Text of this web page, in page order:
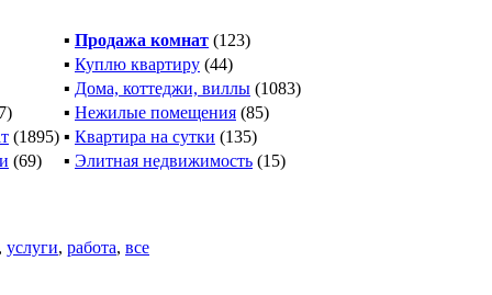
▪ Продажа комнат (123)
▪ Куплю квартиру (44)
▪ Дома, коттеджи, виллы (1083)
▪ Нежилые помещения (85)
(1895) ▪ Квартира на сутки (135)
(69) ▪ Элитная недвижимость (15)
услуги, работа, все